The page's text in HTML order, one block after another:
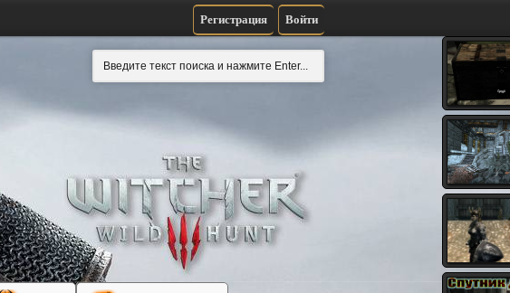
Регистрация Войти